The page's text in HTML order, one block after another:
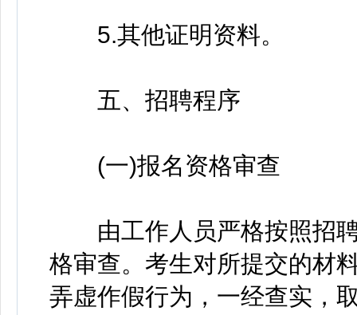
5.其他证明资料。
五、招聘程序
(一)报名资格审查
由工作人员严格按照招聘
格审查。考生对所提交的材
弄虚作假行为，一经查实，